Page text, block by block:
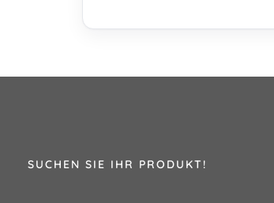
SUCHEN SIE IHR PRODUKT!